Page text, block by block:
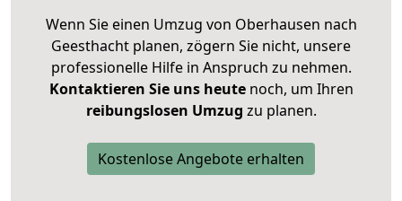
Wenn Sie einen Umzug von Oberhausen nach
Geesthacht planen, zögern Sie nicht, unsere
professionelle Hilfe in Anspruch zu nehmen.
Kontaktieren Sie uns heutenoch, um Ihren
reibungslosen Umzug zu planen.
Kostenlose Angebote erhalten